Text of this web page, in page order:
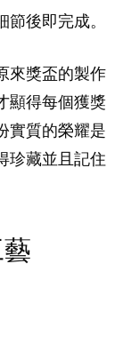
後即完成。
來獎盃的製作
顯得每個獲獎
實質的榮耀是
珍藏並且記住